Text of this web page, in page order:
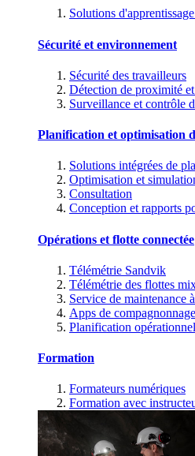
Solutions
Sécurité et environnement
Sécurité des travailleurs
Détection de proximité
Surveillance et contrôle
Planification et optimisation
Solutions intégrées de
Optimisation et
Consultation
Conception et rapports
Opérations et flotte connectée
Télémétrie Sandvik
Télémétrie des flottes
Service de maintenance
Apps de
Planification
Formation
Formateurs numériques
Formation avec